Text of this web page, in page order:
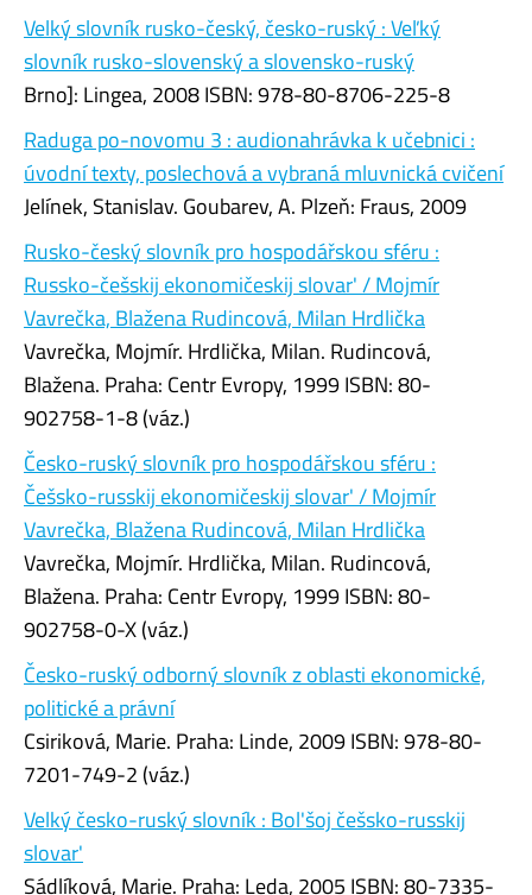
Velký slovník rusko-český, česko-ruský : Veľký
slovník rusko-slovenský a slovensko-ruský
Brno]: Lingea, 2008 ISBN: 978-80-8706-225-8
Raduga po-novomu 3 : audionahrávka k učebnici :
úvodní texty, poslechová a vybraná mluvnická cvičení
Jelínek, Stanislav. Goubarev, A. Plzeň: Fraus, 2009
Rusko-český slovník pro hospodářskou sféru :
Russko-češskij ekonomičeskij slovar' / Mojmír
Vavrečka, Blažena Rudincová, Milan Hrdlička
Vavrečka, Mojmír. Hrdlička, Milan. Rudincová,
Blažena. Praha: Centr Evropy, 1999 ISBN: 80-
902758-1-8 (váz.)
Česko-ruský slovník pro hospodářskou sféru :
Češsko-russkij ekonomičeskij slovar' / Mojmír
Vavrečka, Blažena Rudincová, Milan Hrdlička
Vavrečka, Mojmír. Hrdlička, Milan. Rudincová,
Blažena. Praha: Centr Evropy, 1999 ISBN: 80-
902758-0-X (váz.)
Česko-ruský odborný slovník z oblasti ekonomické,
politické a právní
Csiriková, Marie. Praha: Linde, 2009 ISBN: 978-80-
7201-749-2 (váz.)
Velký česko-ruský slovník : Bol'šoj češsko-russkij
slovar'
Sádlíková, Marie. Praha: Leda, 2005 ISBN: 80-7335-